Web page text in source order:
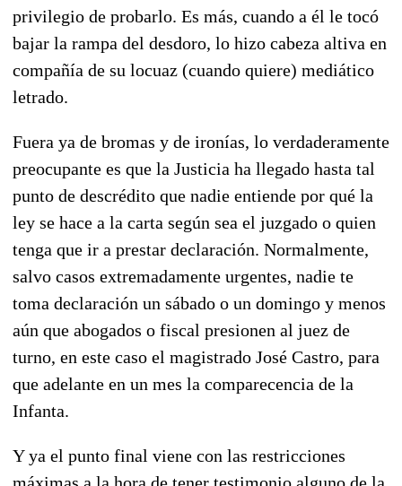
privilegio de probarlo. Es más, cuando a él le tocó
bajar la rampa del desdoro, lo hizo cabeza altiva en
compañía de su locuaz (cuando quiere) mediático
letrado.
Fuera ya de bromas y de ironías, lo verdaderamente
preocupante es que la Justicia ha llegado hasta tal
punto de descrédito que nadie entiende por qué la
ley se hace a la carta según sea el juzgado o quien
tenga que ir a prestar declaración. Normalmente,
salvo casos extremadamente urgentes, nadie te
toma declaración un sábado o un domingo y menos
aún que abogados o fiscal presionen al juez de
turno, en este caso el magistrado José Castro, para
que adelante en un mes la comparecencia de la
Infanta.
Y ya el punto final viene con las restricciones